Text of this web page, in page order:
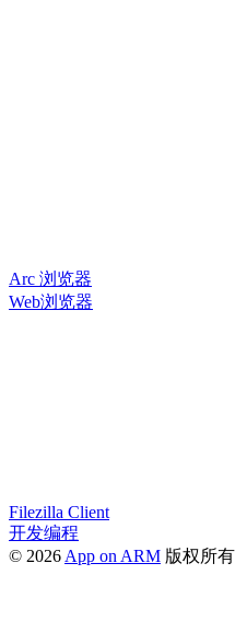
Arc 浏览器
Web浏览器
Filezilla Client
开发编程
© 2026 App on ARM 版权所有